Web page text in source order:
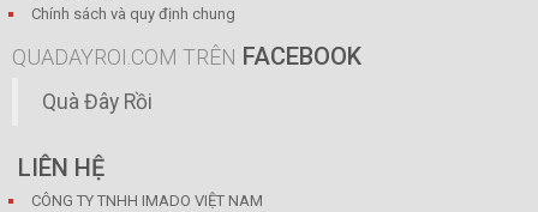
Chính sách và quy định chung
QUADAYROI.COM TRÊN FACEBOOK
Quà Đây Rồi
LIÊN HỆ
CÔNG TY TNHH IMADO VIỆT NAM